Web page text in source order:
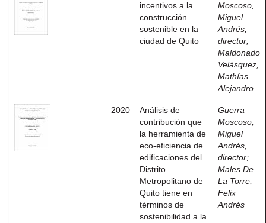
incentivos a la
construcción
sostenible en la
ciudad de Quito
Moscoso,
Miguel
Andrés,
director;
Maldonado
Velásquez,
Mathías
Alejandro
2020
Análisis de
contribución que
la herramienta de
eco-eficiencia de
edificaciones del
Distrito
Metropolitano de
Quito tiene en
términos de
sostenibilidad a la
Guerra
Moscoso,
Miguel
Andrés,
director;
Males De
La Torre,
Felix
Andrés